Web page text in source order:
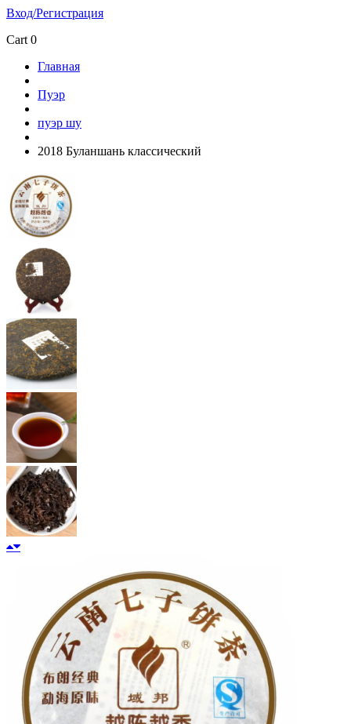
Вход/Регистрация
Cart 0
Главная
Пуэр
пуэр шу
2018 Буланшань классический